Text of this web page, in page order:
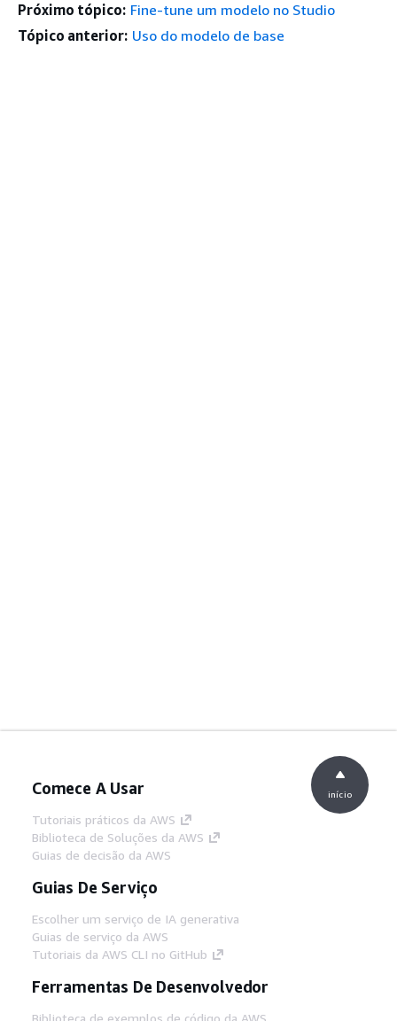
Próximo tópico: Fine-tune um modelo no Studio
Tópico anterior: Uso do modelo de base
Comece A Usar
Tutoriais práticos da AWS
Biblioteca de Soluções da AWS
Guias de decisão da AWS
Guias De Serviço
Escolher um serviço de IA generativa
Guias de serviço da AWS
Tutoriais da AWS CLI no GitHub
Ferramentas De Desenvolvedor
Biblioteca de exemplos de código da AWS
início